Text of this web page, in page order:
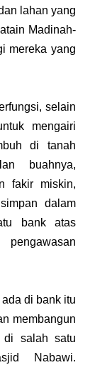
lahan yang
Madinah-
mereka yang
selain
mengairi
di tanah
buahnya,
fakir miskin,
dalam
bank atas
di bank itu
membangun
di salah satu
Nabawi.